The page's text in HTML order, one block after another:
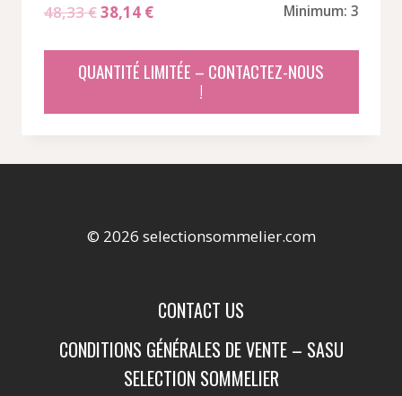
48,33€Le
initial
était :
38,14 €Le
actuel
est :
Minimum: 3
QUANTITÉ LIMITÉE – CONTACTEZ-NOUS
!
© 2026 selectionsommelier.com
CONTACT US
CONDITIONS GÉNÉRALES DE VENTE – SASU
SELECTION SOMMELIER